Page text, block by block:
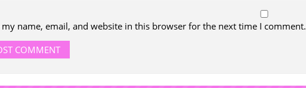
my name, email, and website in this browser for the next time I comment.